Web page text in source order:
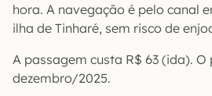
hora. A navegação é pelo canal
ilha de Tinharé, sem risco de
A passagem custa R$ 63 (ida). O
dezembro/2025.